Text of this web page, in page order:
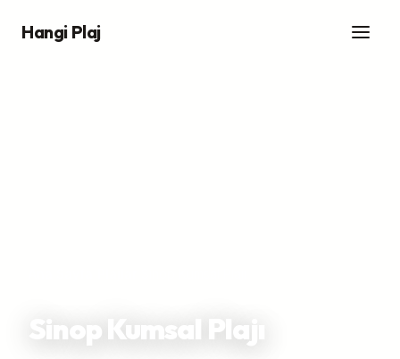
Hangi Plaj
Sinop Kumsal Plajı